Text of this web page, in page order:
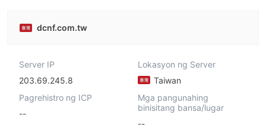
dcnf.com.tw
Server IP
203.69.245.8
Lokasyon ng Server
Taiwan
Pagrehistro ng ICP
--
Mga pangunahing
binisitang bansa/lugar
--